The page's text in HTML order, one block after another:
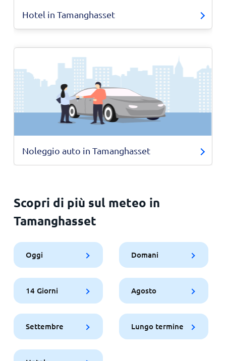
Hotel in Tamanghasset
Noleggio auto in Tamanghasset
Scopri di più sul meteo in
Tamanghasset
Oggi Domani
14 Giorni Agosto
Settembre Lungo termine